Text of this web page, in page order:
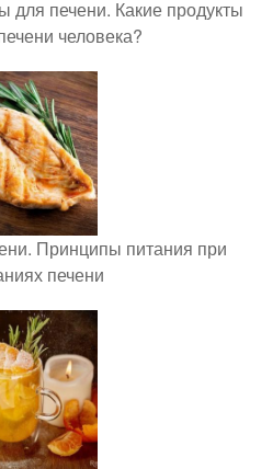
печени. Какие продукты
человека?
Принципы питания при
печени